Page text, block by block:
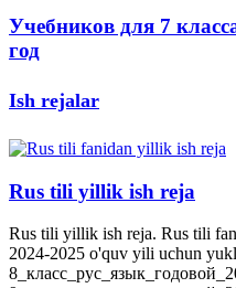
Учебников для 7
год
Ish rejalar
Rus tili yillik ish reja
Rus tili yillik ish reja. Rus tili
2024-2025 o'quv yili uchun